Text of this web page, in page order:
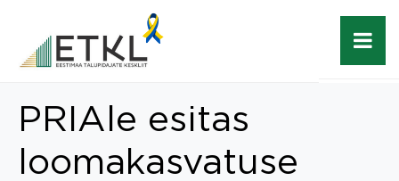
PRIAle esitas
loomakasvatuse